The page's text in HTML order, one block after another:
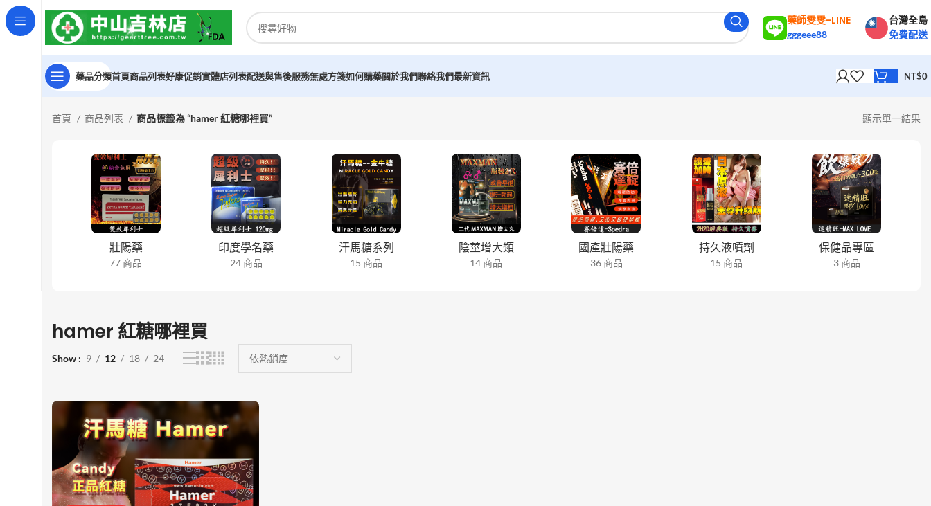
藥師雯雯-LINE
gggeee88
台灣全島
免費配送
藥品分類首頁商品列表好康促銷實體店列表配送與售後服務無處方箋如何購藥關於我們聯絡我們最新資訊 NT$0
首頁 商品列表 商品標籤為 “hamer 紅糖哪裡買” 顯示單一結果
壯陽藥
77 商品
印度學名藥
24 商品
汗馬糖系列
15 商品
陰莖增大類
14 商品
國產壯陽藥
36 商品
持久液噴劑
15 商品
保健品專區
3 商品
hamer 紅糖哪裡買
Show 9 12 18 24